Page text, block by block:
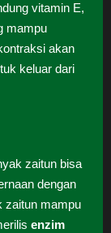
vitamin E,
mampu
akan
keluar dari
zaitun bisa
dengan
zaitun mampu
enzim